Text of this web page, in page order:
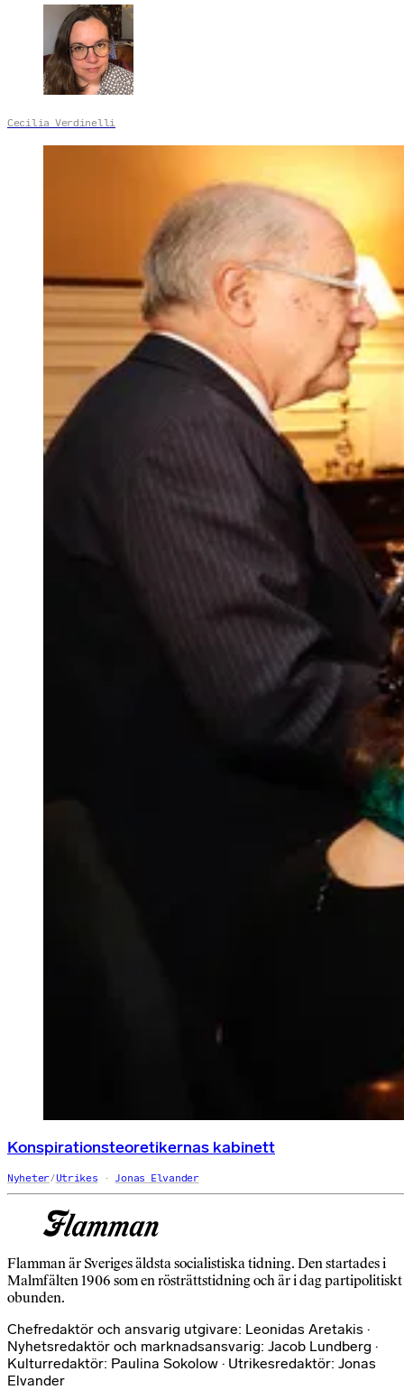
Cecilia Verdinelli
Konspirationsteoretikernas kabinett
Nyheter/Utrikes Jonas Elvander
Flamman är Sveriges äldsta socialistiska tidning. Den startades i
Malmfälten 1906 som en rösträttstidning och är i dag partipolitiskt
obunden.
Chefredaktör och ansvarig utgivare: Leonidas Aretakis ·
Nyhetsredaktör och marknadsansvarig: Jacob Lundberg ·
Kulturredaktör: Paulina Sokolow · Utrikesredaktör: Jonas
Elvander